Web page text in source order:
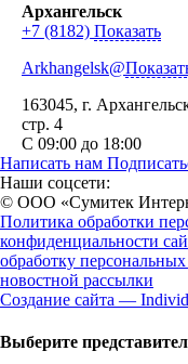
Архангельск
+7 (8182) Показать
Arkhangelsk@
163045, г.
стр. 4
С 09:00 до 18:00
Написать нам
Наши соцсети:
© ООО «Сумитек
Политика обработки
конфиденциальности
обработку
новостной рассылки
Создание сайта — Individ
Выберите